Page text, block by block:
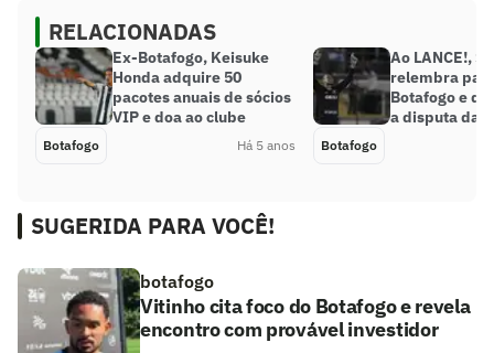
RELACIONADAS
Ex-Botafogo, Keisuke
Honda adquire 50
pacotes anuais de sócios
VIP e doa ao clube
Botafogo Há 5 anos
Ao LANCE!,
relembra
Botafogo e
a disputa da
Botafogo
SUGERIDA PARA VOCÊ!
botafogo
Vitinho cita foco do Botafogo e revela
encontro com provável investidor